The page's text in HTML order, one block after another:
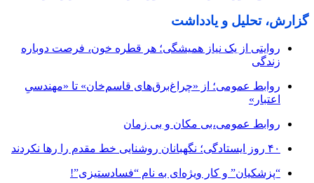
گزارش، تحلیل و یادداشت
روایتی از یک نیاز همیشگی؛ هر قطره خون، فرصت دوباره
زندگی
روابط عمومی؛ از «چراغ‌برق‌های قاسم‌خان» تا «مهندسیِ
اعتبار»
روابط عمومی،بی مکان و بی زمان
۴۰ روز ایستادگی؛ نگهبانان روشنایی خط مقدم را رها نکردند
“پزشکیان” و کار ویژه‌ای به نام “فسادستیزی”!